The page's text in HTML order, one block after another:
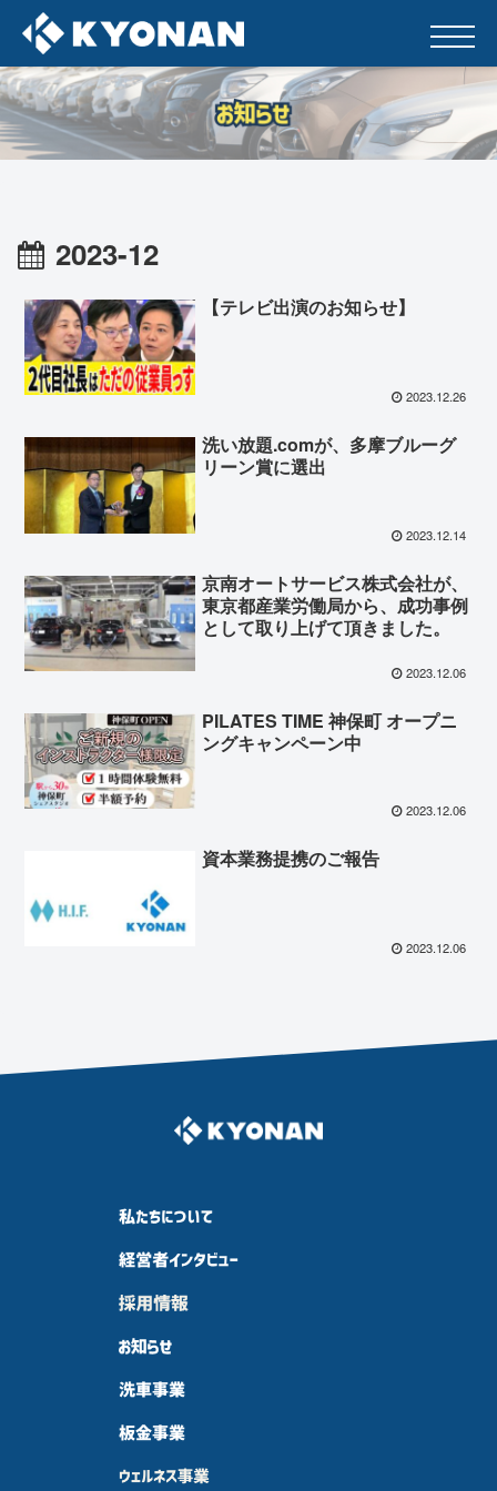
2023-12
【テレビ出演のお知らせ】
2023.12.26
洗い放題.comが、多摩ブルーグ
リーン賞に選出
2023.12.14
京南オートサービス株式会社が、
東京都産業労働局から、成功事例
として取り上げて頂きました。
2023.12.06
PILATES TIME 神保町 オープニ
ングキャンペーン中
2023.12.06
資本業務提携のご報告
2023.12.06